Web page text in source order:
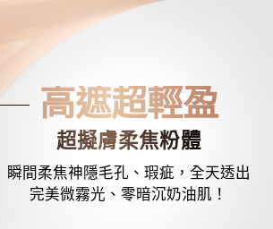
高遮超輕盈
超擬膚柔焦粉體
瞬間柔焦神隱毛孔、瑕疵，全天透出
完美微霧光、零暗沉奶油肌！